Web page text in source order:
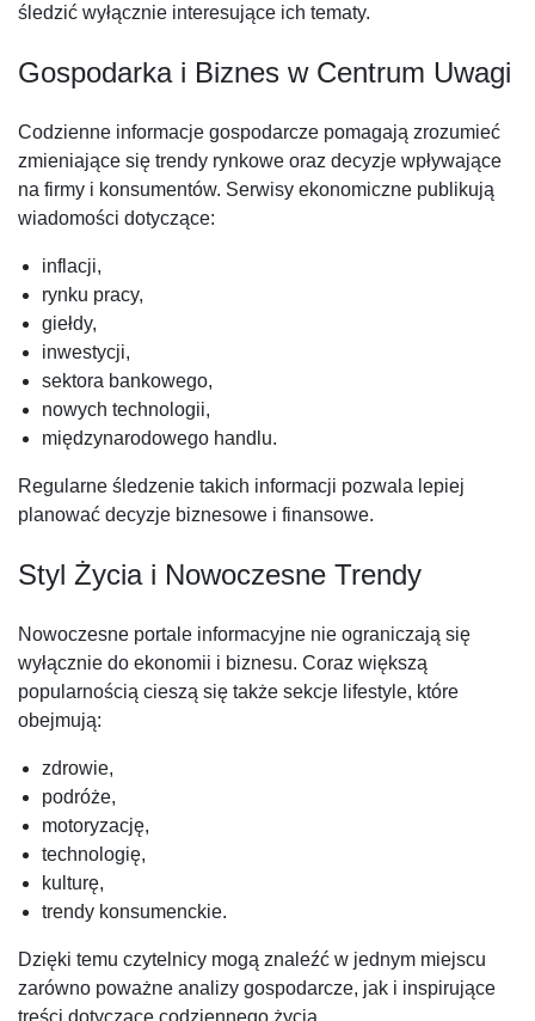
śledzić wyłącznie interesujące ich tematy.
Gospodarka i Biznes w Centrum Uwagi
Codzienne informacje gospodarcze pomagają zrozumieć
zmieniające się trendy rynkowe oraz decyzje wpływające
na firmy i konsumentów. Serwisy ekonomiczne publikują
wiadomości dotyczące:
inflacji,
rynku pracy,
giełdy,
inwestycji,
sektora bankowego,
nowych technologii,
międzynarodowego handlu.
Regularne śledzenie takich informacji pozwala lepiej
planować decyzje biznesowe i finansowe.
Styl Życia i Nowoczesne Trendy
Nowoczesne portale informacyjne nie ograniczają się
wyłącznie do ekonomii i biznesu. Coraz większą
popularnością cieszą się także sekcje lifestyle, które
obejmują:
zdrowie,
podróże,
motoryzację,
technologię,
kulturę,
trendy konsumenckie.
Dzięki temu czytelnicy mogą znaleźć w jednym miejscu
zarówno poważne analizy gospodarcze, jak i inspirujące
treści dotyczące codziennego życia.